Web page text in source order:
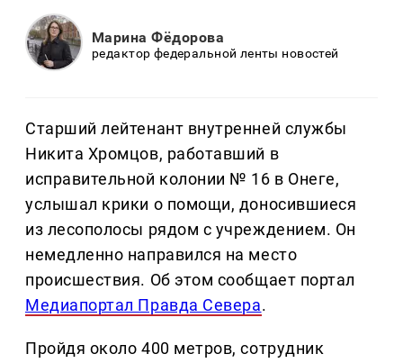
Марина Фёдорова
редактор федеральной ленты новостей
Старший лейтенант внутренней службы
Никита Хромцов, работавший в
исправительной колонии № 16 в Онеге,
услышал крики о помощи, доносившиеся
из лесополосы рядом с учреждением. Он
немедленно направился на место
происшествия. Об этом сообщает портал
Медиапортал Правда Севера.
Пройдя около 400 метров, сотрудник